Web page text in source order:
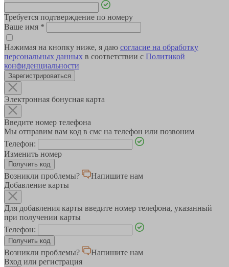
Требуется подтверждение по номеру
Ваше имя *
Нажимая на кнопку ниже, я даю согласие на обработку
персональных данных в соответствии с Политикой
конфиденциальности
Зарегистрироваться
Электронная бонусная карта
Введите номер телефона
Мы отправим вам код в смс на телефон или позвоним
Телефон:
Изменить номер
Возникли проблемы?
Напишите нам
Добавление карты
Для добавления карты введите номер телефона, указанный
при получении карты
Телефон:
Возникли проблемы?
Напишите нам
Вход или регистрация